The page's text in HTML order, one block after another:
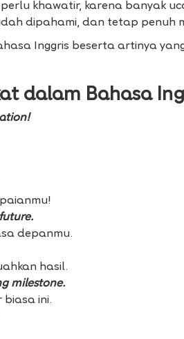
khawatir, karena banyak
dipahami, dan tetap penuh
Inggris beserta artinya
dalam Bahasa
depanmu.
hasil.
milestone.
ini.